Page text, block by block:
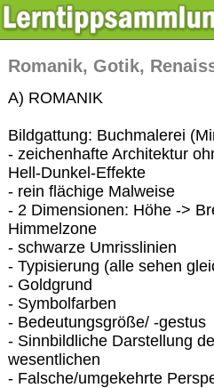
Romanik, Gotik,
A) ROMANIK
Bildgattung: Buchmalerei
- zeichenhafte Architektur
Hell-Dunkel-Effekte
- rein flächige Malweise
- 2 Dimensionen: Höhe ->
Himmelzone
- schwarze Umrisslinien
- Typisierung (alle sehen
- Goldgrund
- Symbolfarben
- Bedeutungsgröße/ -gestus
- Sinnbildliche Darstellung
wesentlichen
- Falsche/umgekehrte